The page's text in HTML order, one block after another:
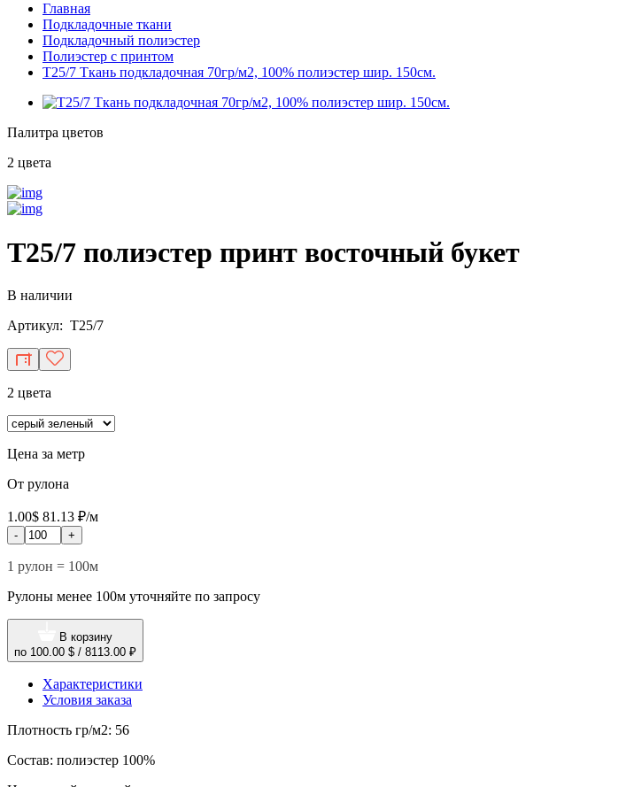
Главная
Подкладочные ткани
Подкладочный полиэстер
Полиэстер с принтом
T25/7 Ткань подкладочная 70гр/м2, 100% полиэстер шир. 150см.
Палитра цветов
2 цвета
T25/7 полиэстер принт восточный букет
В наличии
Артикул: T25/7
2 цвета
Цена за метр
От рулона
1.00$ 81.13 ₽/м
- +
1 рулон = 100м
Рулоны менее 100м уточняйте по запросу
В корзину
по 100.00 $ / 8113.00 ₽
Характеристики
Условия заказа
Плотность гр/м2: 56
Состав: полиэстер 100%